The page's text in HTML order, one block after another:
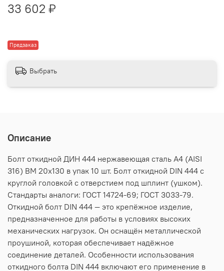
Предзаказ
33 602 ₽
Выбрать
Описание
Болт откидной ДИН 444 нержавеющая сталь А4 (AISI
316) BM 20х130 в упак 10 шт. Болт откидной DIN 444 c
круглой головкой с отверстием под шплинт (ушком).
Стандарты аналоги: ГОСТ 14724-69; ГОСТ 3033-79.
Откидной болт DIN 444 — это крепёжное изделие,
предназначенное для работы в условиях высоких
механических нагрузок. Он оснащён металлической
проушиной, которая обеспечивает надёжное
соединение деталей. Особенности использования
откидного болта DIN 444 включают его применение в